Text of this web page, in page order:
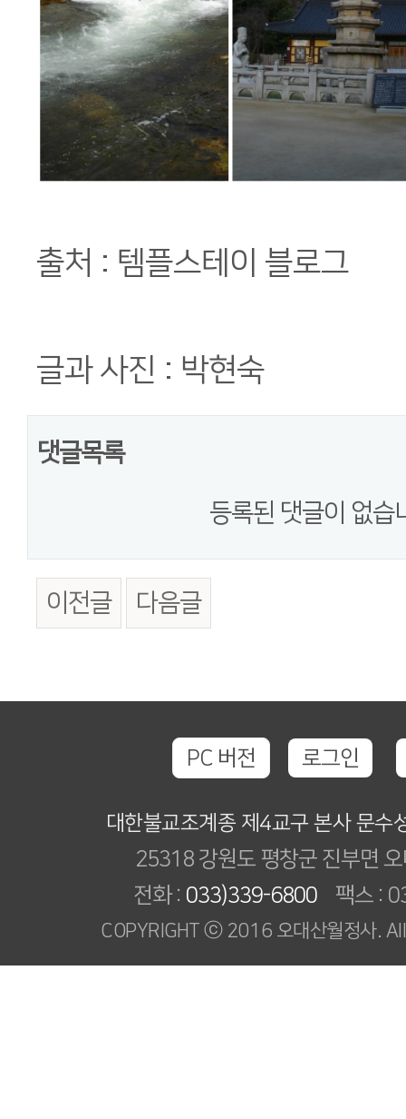
출처 : 템플스테이 블로그
글과 사진 : 박현숙
댓글목록
등록된 댓글이 없습
이전글 다음글
PC 버전 로그인
대한불교조계종 제4교구 본사 문수
25318 강원도 평창군 진부면
전화 : 033)339-6800 팩스 :
COPYRIGHT ⓒ 2016 오대산월정사.